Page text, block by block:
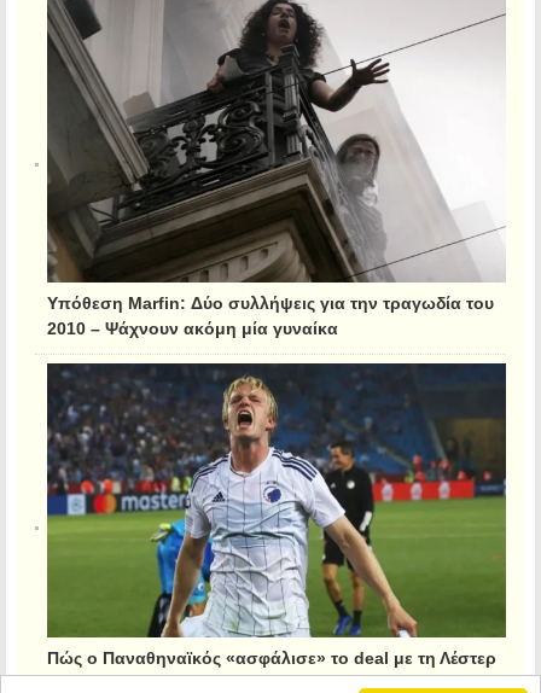
Υπόθεση Marfin: Δύο συλλήψεις για την τραγωδία του
2010 – Ψάχνουν ακόμη μία γυναίκα
Πώς ο Παναθηναϊκός «ασφάλισε» το deal με τη Λέστερ